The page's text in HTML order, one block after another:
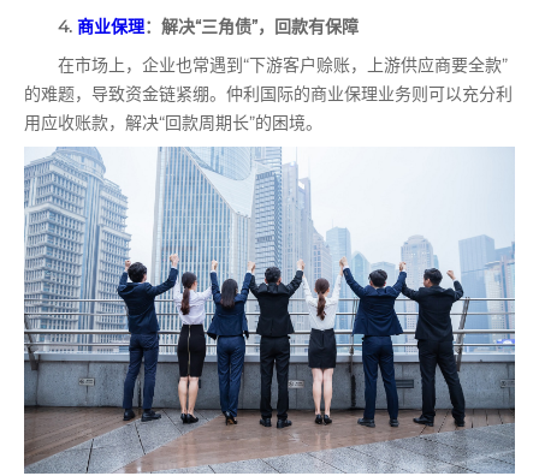
4. 商业保理：解决“三角债”，回款有保障
在市场上，企业也常遇到“下游客户赊账，上游供应商要全款”
的难题，导致资金链紧绷。仲利国际的商业保理业务则可以充分利
用应收账款，解决“回款周期长”的困境。